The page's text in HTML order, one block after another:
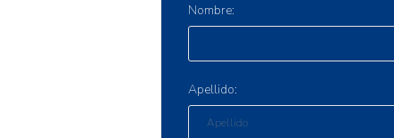
Nombre:
Apellido: